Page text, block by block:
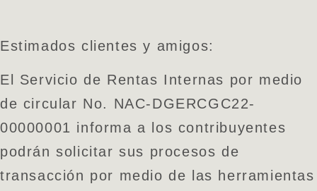
Estimados clientes y amigos:
El Servicio de Rentas Internas por medio
de circular No. NAC-DGERCGC22-
00000001 informa a los contribuyentes
podrán solicitar sus procesos de
transacción por medio de las herramientas